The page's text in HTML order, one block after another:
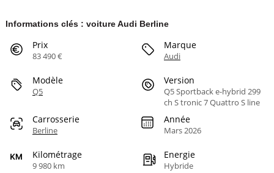
Informations clés : voiture Audi Berline
Prix
83 490 €
Marque
Audi
Modèle
Q5
Version
Q5 Sportback e-hybrid 299
ch S tronic 7 Quattro S line
Carrosserie
Berline
Année
Mars 2026
Kilométrage
9 980 km
Energie
Hybride